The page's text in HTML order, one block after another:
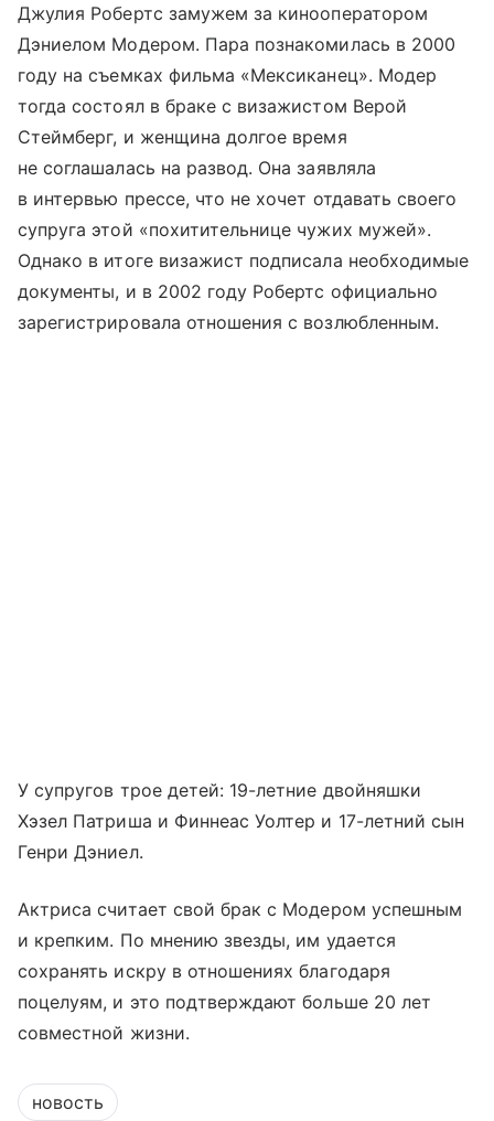
Джулия Робертс замужем за кинооператором
Дэниелом Модером. Пара познакомилась в 2000
году на съемках фильма «Мексиканец». Модер
тогда состоял в браке с визажистом Верой
Стеймберг, и женщина долгое время
не соглашалась на развод. Она заявляла
в интервью прессе, что не хочет отдавать своего
супруга этой «похитительнице чужих мужей».
Однако в итоге визажист подписала необходимые
документы, и в 2002 году Робертс официально
зарегистрировала отношения с возлюбленным.
У супругов трое детей: 19-летние двойняшки
Хэзел Патриша и Финнеас Уолтер и 17-летний сын
Генри Дэниел.
Актриса считает свой брак с Модером успешным
и крепким. По мнению звезды, им удается
сохранять искру в отношениях благодаря
поцелуям, и это подтверждают больше 20 лет
совместной жизни.
новость